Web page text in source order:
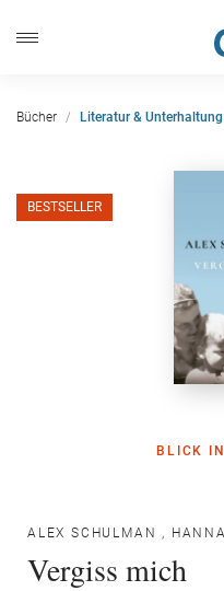
Bücher Literatur & Unterhaltung
BLICK
BESTSELLER
ALEX SCHULMAN ,
Vergiss mich